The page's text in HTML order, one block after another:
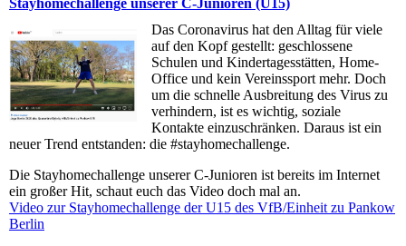
Stayhomechallenge unserer C-Junioren (U15)
Das Coronavirus hat den Alltag für viele
auf den Kopf gestellt: geschlossene
Schulen und Kindertagesstätten, Home-
Office und kein Vereinssport mehr. Doch
um die schnelle Ausbreitung des Virus zu
verhindern, ist es wichtig, soziale
Kontakte einzuschränken. Daraus ist ein
neuer Trend entstanden: die #stayhomechallenge.
Die Stayhomechallenge unserer C-Junioren ist bereits im Internet
ein großer Hit, schaut euch das Video doch mal an.
Video zur Stayhomechallenge der U15 des VfB/Einheit zu Pankow
Berlin